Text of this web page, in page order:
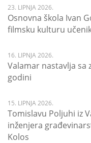
23. LIPNJA 2026.
Osnovna škola Ivan
filmsku kulturu
16. LIPNJA 2026.
Valamar nastavlja sa
godini
15. LIPNJA 2026.
Tomislavu Poljuhi iz
inženjera
Kolos